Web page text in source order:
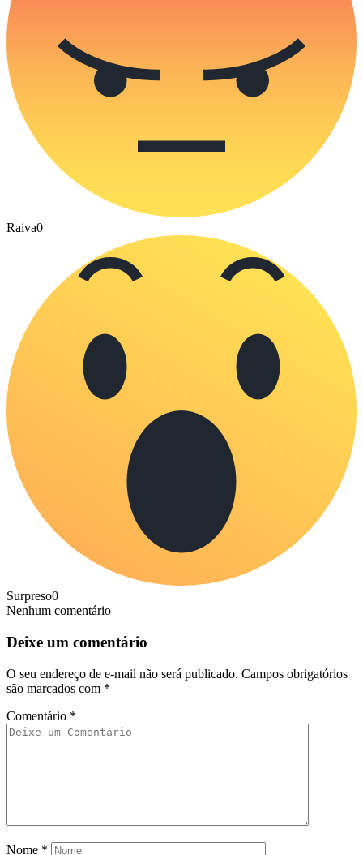
Raiva0
Surpreso0
Nenhum comentário
Deixe um comentário
O seu endereço de e-mail não será publicado. Campos obrigatórios
são marcados com *
Comentário *
Nome *